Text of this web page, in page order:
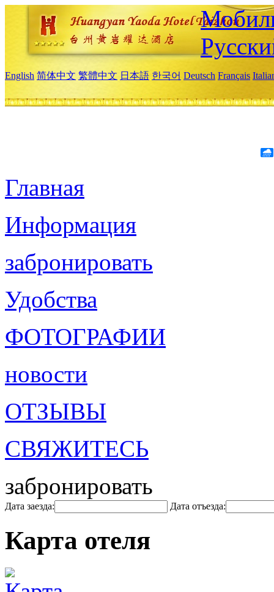
English 简体中文 繁體中文 日本語 한국어 Deutsch Français
Главная
Информация
забронировать
Удобства
ФОТОГРАФИИ
новости
ОТЗЫВЫ
СВЯЖИТЕСЬ
забронировать
Дата заезда: Дата отъезда:
Карта отеля